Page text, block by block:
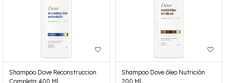
Shampoo Dove Reconstruccion
Completa 400 Ml.
Shampoo Dove óleo Nutrición
200 Ml.